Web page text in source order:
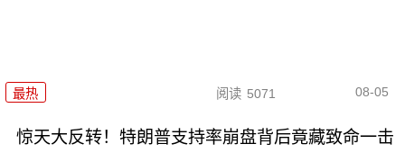
最热 阅读 5071 08-05
惊天大反转！特朗普支持率崩盘背后竟藏致命一击